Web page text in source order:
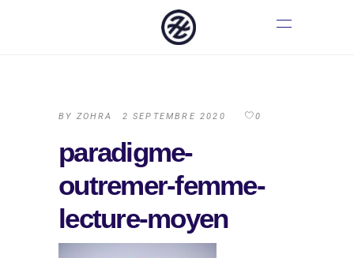
BY ZOHRA 2 SEPTEMBRE 2020 0
paradigme-
outremer-femme-
lecture-moyen